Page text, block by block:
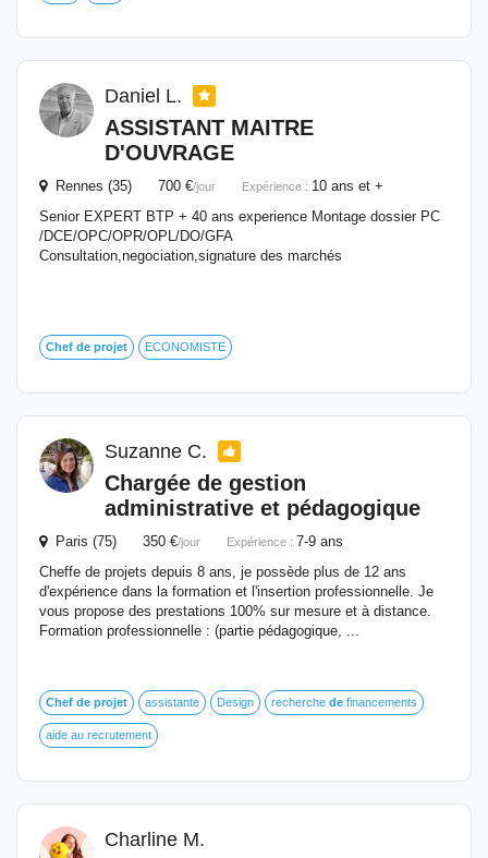
Daniel L.
ASSISTANT MAITRE
D'OUVRAGE
Rennes (35) 700 €/jour Expérience : 10 ans et +
Senior EXPERT BTP + 40 ans experience Montage dossier PC
/DCE/OPC/OPR/OPL/DO/GFA
Consultation,negociation,signature des marchés
Chef de projet ECONOMISTE
Suzanne C.
Chargée de gestion
administrative et pédagogique
Paris (75) 350 €/jour Expérience : 7-9 ans
Cheffe de projets depuis 8 ans, je possède plus de 12 ans
d'expérience dans la formation et l'insertion professionnelle. Je
vous propose des prestations 100% sur mesure et à distance.
Formation professionnelle : (partie pédagogique, ...
Chef de projet assistante Design recherche de financements
aide au recrutement
Charline M.